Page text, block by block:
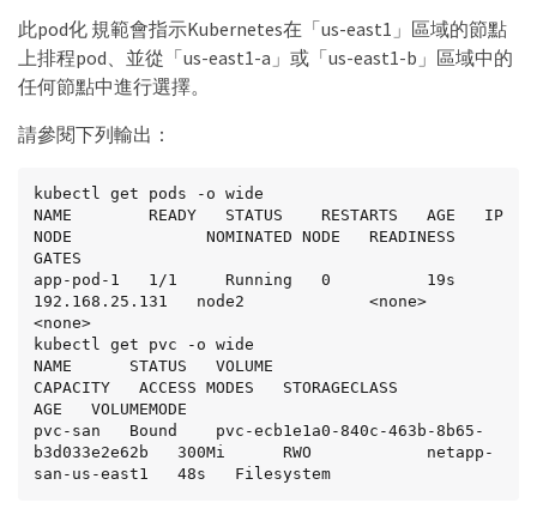
            - us-east1-b
  securityContext:
    runAsUser: 1000
    runAsGroup: 3000
  volumes:
    persistentVolumeClaim:
      claimName: pvc-san
  containers:
  - name: sec-ctx-demo
    image: busybox
    command: [ "sh", "-c", "sleep 1h" ]
    volumeMounts:
    - name: vol1
      mountPath: /data/demo
    securityContext:
      allowPrivilegeEscalation: false
此pod化 規範會指示Kubernetes在「us-east1」區域的節點
上排程pod、並從「us-east1-a」或「us-east1-b」區域中的
任何節點中進行選擇。
請參閱下列輸出：
kubectl get pods -o wide
NAME        READY   STATUS    RESTARTS   AGE   IP
NODE              NOMINATED NODE   READINESS
GATES
app-pod-1   1/1     Running   0          19s
192.168.25.131   node2             <none>
<none>
kubectl get pvc -o wide
NAME      STATUS   VOLUME
CAPACITY   ACCESS MODES   STORAGECLASS
AGE   VOLUMEMODE
pvc-san   Bound    pvc-ecb1e1a0-840c-463b-8b65-
b3d033e2e62b   300Mi      RWO            netapp-
san-us-east1   48s   Filesystem